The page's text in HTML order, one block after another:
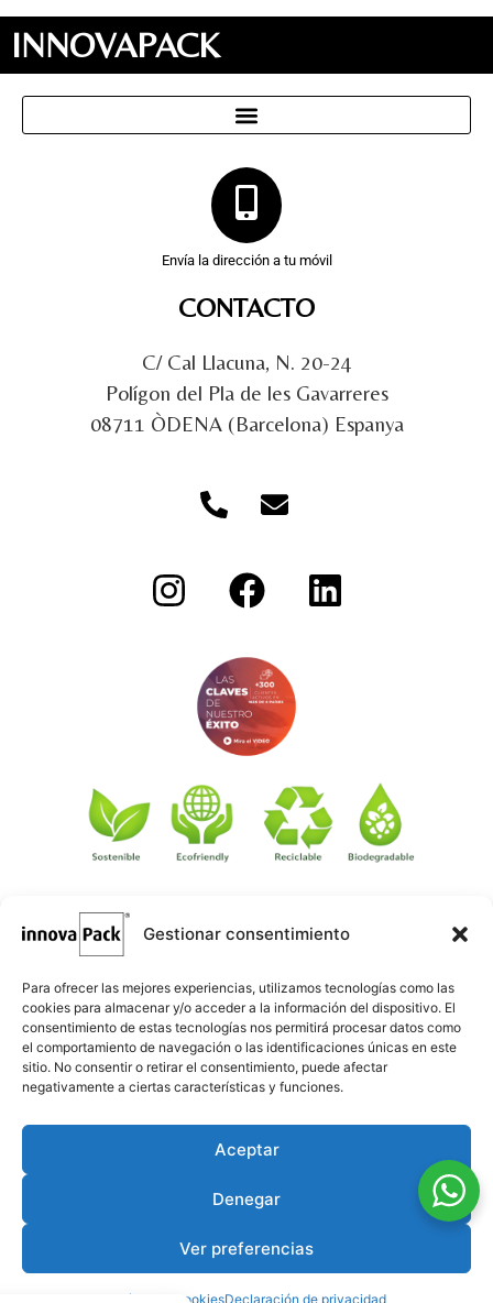
Gestionar consentimiento
Para ofrecer las mejores experiencias, utilizamos tecnologías como las
cookies para almacenar y/o acceder a la información del dispositivo. El
consentimiento de estas tecnologías nos permitirá procesar datos como
el comportamiento de navegación o las identificaciones únicas en este
sitio. No consentir o retirar el consentimiento, puede afectar
negativamente a ciertas características y funciones.
Aceptar
Denegar
Ver preferencias
Política de cookiesDeclaración de privacidad
INNOVAPACK
Envía la dirección a tu móvil
CONTACTO
C/ Cal Llacuna, N. 20-24
Polígon del Pla de les Gavarreres
08711 ÒDENA (Barcelona) Espanya
©·Créditos: Redacción: Innovapack · Diseño e implementación
web: Manel Caparrós · Servidores y publicación:
Contenido blog: conten.blog